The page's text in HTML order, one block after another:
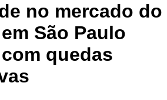
no mercado do
São Paulo
quedas